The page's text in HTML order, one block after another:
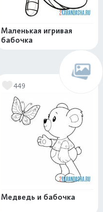
Маленькая игривая
бабочка
449
Медведь и бабочка